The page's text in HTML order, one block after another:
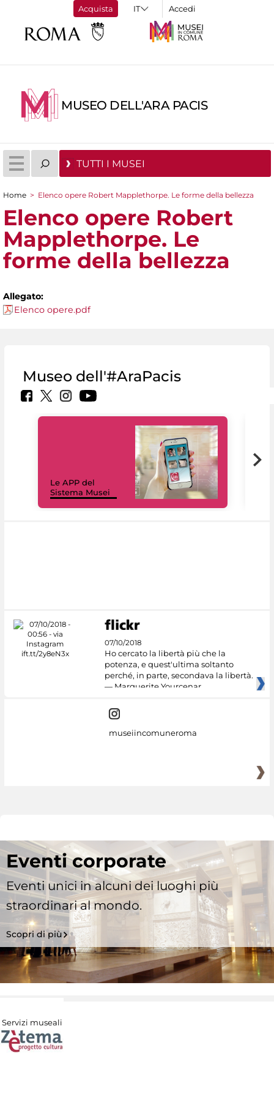
Acquista Accedi
MUSEO DELL'ARA PACIS
TUTTI I MUSEI
Tu sei qui
Home > Elenco opere Robert Mapplethorpe. Le forme della bellezza
Elenco opere Robert
Mapplethorpe. Le
forme della bellezza
Allegato:
Elenco opere.pdf
Museo dell'#AraPacis
Le APP del
Sistema Musei
07/10/2018
Ho cercato la libertà più che la
potenza, e quest'ultima soltanto
perché, in parte, secondava la libertà.
— Marguerite Yourcenar
museiincomuneroma
Eventi corporate
Eventi unici in alcuni dei luoghi più
straordinari al mondo.
Scopri di più
Servizi museali